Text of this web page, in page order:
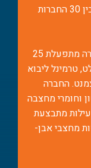
החברה נכללת במדד ה-DAX ונמנית בין 30 החברות
הנסון ישראל נוסדה בשנת 1963. החברה מתפעלת 25
מפעלי אספלט, טרמינל ליבוא
החברה
וחומרי מחצבה
מתבצעת
מחצבי אבן-